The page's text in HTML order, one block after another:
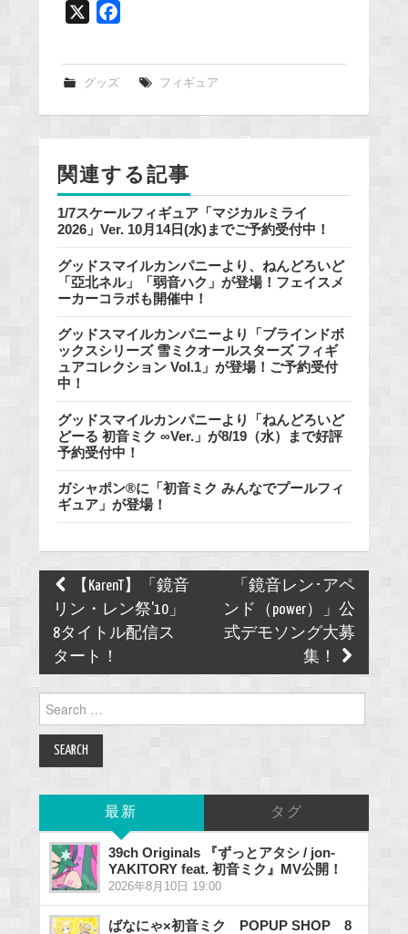
k
グッズ フィギュア
関連する記事
1/7スケールフィギュア「マジカルミライ
2026」Ver. 10月14日(水)までご予約受付中！
グッドスマイルカンパニーより、ねんどろいど
「亞北ネル」「弱音ハク」が登場！フェイスメ
ーカーコラボも開催中！
グッドスマイルカンパニーより「ブラインドボ
ックスシリーズ 雪ミクオールスターズ フィギ
ュアコレクション Vol.1」が登場！ご予約受付
中！
グッドスマイルカンパニーより「ねんどろいど
どーる 初音ミク ∞Ver.」が8/19（水）まで好評
予約受付中！
ガシャポン®に「初音ミク みんなでプールフィ
ギュア」が登場！
Post
navigation
【KarenT】「鏡音
リン・レン祭'10」
8タイトル配信ス
タート！
「鏡音レン･アペ
ンド（power）」公
式デモソング大募
集！
for:
最新 タグ
39ch Originals 『ずっとアタシ / jon-
YAKITORY feat. 初音ミク』MV公開！
2026年8月10日 19:00
ばなにゃ×初音ミク POPUP SHOP 8